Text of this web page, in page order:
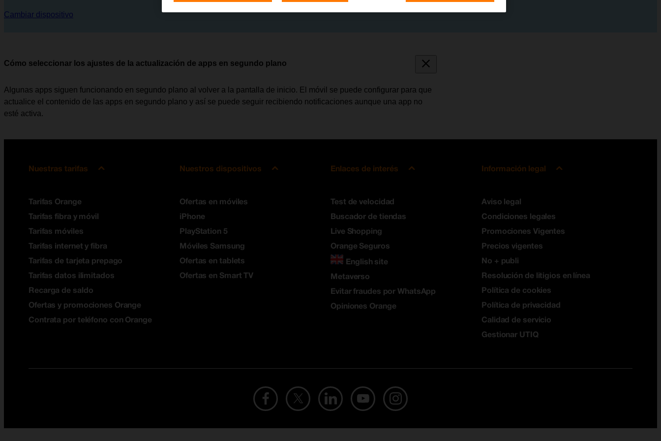
Cambiar dispositivo
Cómo seleccionar los ajustes de la actualización de apps en segundo plano
Algunas apps siguen funcionando en segundo plano al volver a la pantalla de inicio. El móvil se puede configurar para que
actualice el contenido de las apps en segundo plano y así se puede seguir recibiendo notificaciones aunque una app no
esté activa.
Nuestras tarifas
Tarifas Orange
Tarifas fibra y móvil
Tarifas móviles
Tarifas internet y fibra
Tarifas de tarjeta prepago
Tarifas datos ilimitados
Recarga de saldo
Ofertas y promociones Orange
Contrata por teléfono con Orange
Nuestros dispositivos
Ofertas en móviles
iPhone
PlayStation 5
Móviles Samsung
Ofertas en tablets
Ofertas en Smart TV
Enlaces de interés
Test de velocidad
Buscador de tiendas
Live Shopping
Orange Seguros
English site
Metaverso
Evitar fraudes por WhatsApp
Opiniones Orange
Información legal
Aviso legal
Condiciones legales
Promociones Vigentes
Precios vigentes
No + publi
Resolución de litigios en línea
Política de cookies
Política de privacidad
Calidad de servicio
Gestionar UTIQ